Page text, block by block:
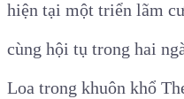
hiện tại một triển lãm
cùng hội tụ trong hai
Loa trong khuôn khổ